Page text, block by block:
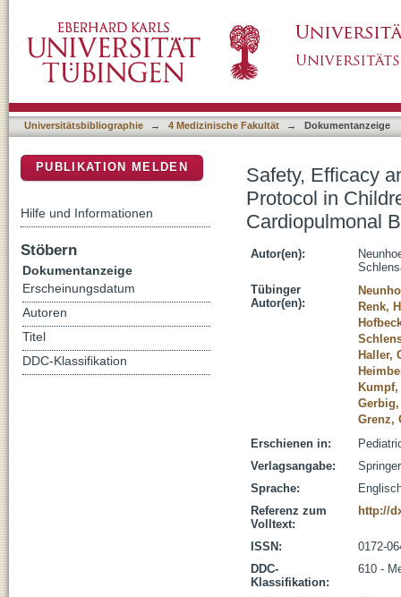
Refractory Hypotension After
Universitätsbibliographie → 4 Medizinische Fakultät → Dokumentanzeige
Safety, Efficacy
Protocol in
Cardiopulmonal
Autor(en):
Tübinger
Autor(en):
Renk,
Haller,
Grenz,
Erschienen in:
Verlagsangabe:
Springer
Sprache:
Referenz zum
Volltext:
http://
ISSN:
0172-
DDC-
Klassifikation:
610 -
PUBLIKATION MELDEN
Hilfe und Informationen
Stöbern
Dokumentanzeige
Erscheinungsdatum
Autoren
Titel
DDC-Klassifikation